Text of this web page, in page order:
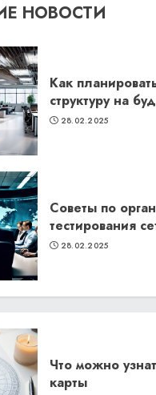
НОВОСТИ
Как
структуру на
28.02.2025
Советы по
тестирования
28.02.2025
Что можно
карты